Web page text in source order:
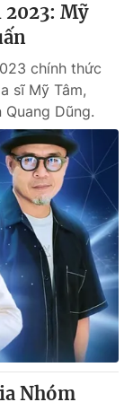
Mỹ
chính thức
sĩ Mỹ Tâm,
Dũng.
Nhóm